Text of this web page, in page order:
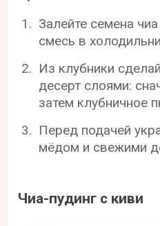
Залейте семена
смесь в
Из клубники
десерт слоями:
затем клубничное
Перед подачей
мёдом и свежими
Чиа-пудинг с киви